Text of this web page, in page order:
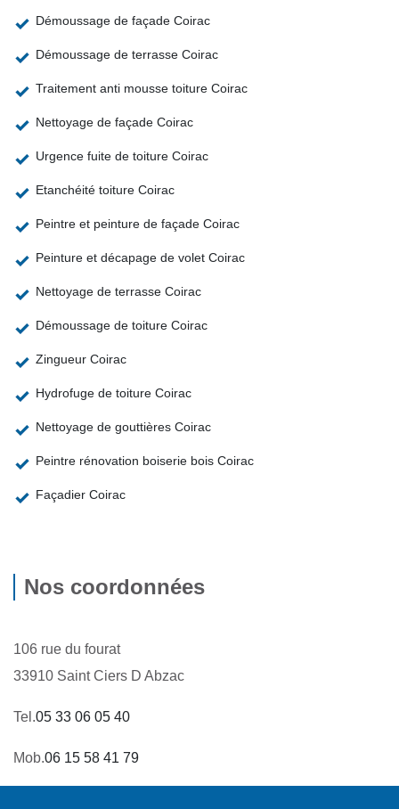
Démoussage de façade Coirac
Démoussage de terrasse Coirac
Traitement anti mousse toiture Coirac
Nettoyage de façade Coirac
Urgence fuite de toiture Coirac
Etanchéité toiture Coirac
Peintre et peinture de façade Coirac
Peinture et décapage de volet Coirac
Nettoyage de terrasse Coirac
Démoussage de toiture Coirac
Zingueur Coirac
Hydrofuge de toiture Coirac
Nettoyage de gouttières Coirac
Peintre rénovation boiserie bois Coirac
Façadier Coirac
Nos coordonnées
106 rue du fourat
33910 Saint Ciers D Abzac
Tel.05 33 06 05 40
Mob.06 15 58 41 79